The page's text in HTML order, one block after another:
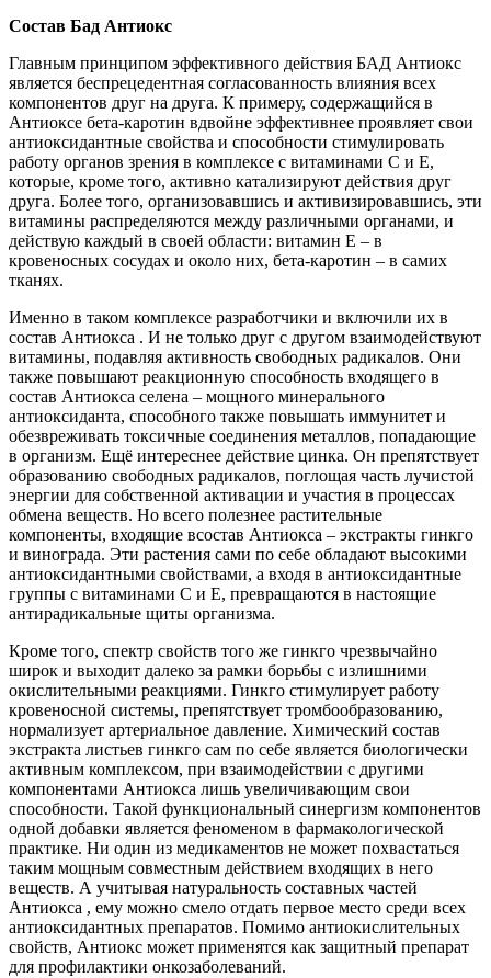
Состав Бад Антиокс
Главным принципом эффективного действия БАД Антиокс
является беспрецедентная согласованность влияния всех
компонентов друг на друга. К примеру, содержащийся в
Антиоксе бета-каротин вдвойне эффективнее проявляет свои
антиоксидантные свойства и способности стимулировать
работу органов зрения в комплексе с витаминами С и Е,
которые, кроме того, активно катализируют действия друг
друга. Более того, организовавшись и активизировавшись, эти
витамины распределяются между различными органами, и
действую каждый в своей области: витамин Е – в
кровеносных сосудах и около них, бета-каротин – в самих
тканях.
Именно в таком комплексе разработчики и включили их в
состав Антиокса . И не только друг с другом взаимодействуют
витамины, подавляя активность свободных радикалов. Они
также повышают реакционную способность входящего в
состав Антиокса селена – мощного минерального
антиоксиданта, способного также повышать иммунитет и
обезвреживать токсичные соединения металлов, попадающие
в организм. Ещё интереснее действие цинка. Он препятствует
образованию свободных радикалов, поглощая часть лучистой
энергии для собственной активации и участия в процессах
обмена веществ. Но всего полезнее растительные
компоненты, входящие всостав Антиокса – экстракты гинкго
и винограда. Эти растения сами по себе обладают высокими
антиоксидантными свойствами, а входя в антиоксидантные
группы с витаминами С и Е, превращаются в настоящие
антирадикальные щиты организма.
Кроме того, спектр свойств того же гинкго чрезвычайно
широк и выходит далеко за рамки борьбы с излишними
окислительными реакциями. Гинкго стимулирует работу
кровеносной системы, препятствует тромбообразованию,
нормализует артериальное давление. Химический состав
экстракта листьев гинкго сам по себе является биологически
активным комплексом, при взаимодействии с другими
компонентами Антиокса лишь увеличивающим свои
способности. Такой функциональный синергизм компонентов
одной добавки является феноменом в фармакологической
практике. Ни один из медикаментов не может похвастаться
таким мощным совместным действием входящих в него
веществ. А учитывая натуральность составных частей
Антиокса , ему можно смело отдать первое место среди всех
антиоксидантных препаратов. Помимо антиокислительных
свойств, Антиокс может применятся как защитный препарат
для профилактики онкозаболеваний.